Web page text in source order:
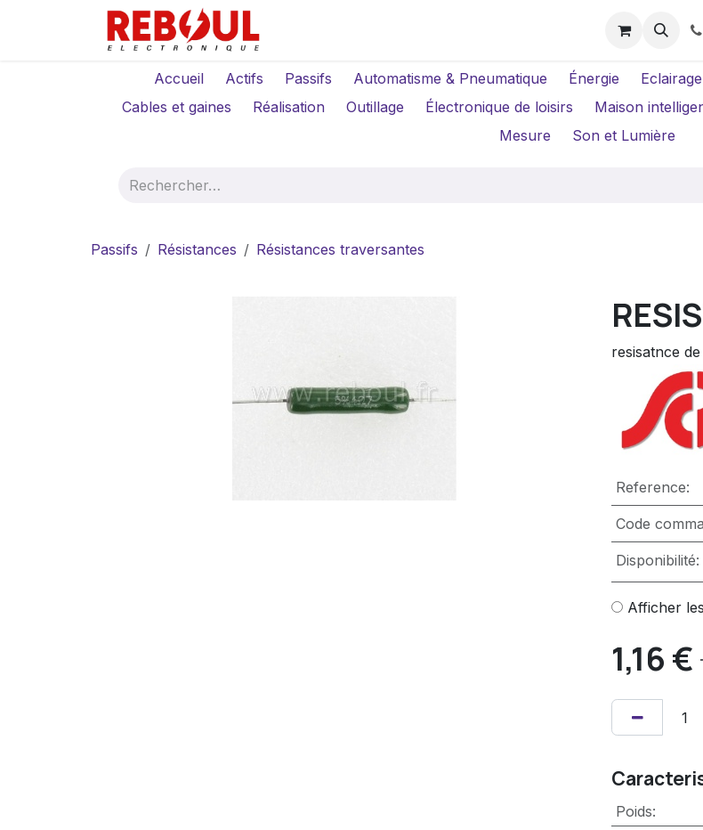
Se rendre au contenu
Location Caméras
Accueil Actifs Passifs Automatisme & Pneumatique Énergie
Cables et gaines
Réalisation Outillage Électronique de loisirs Maison
Mesure
Son et Lumière
Passifs Résistances Résistances traversantes
resisatnce
Reference:
Code
Disponibilité:
Afficher
1,16 €
Poids: